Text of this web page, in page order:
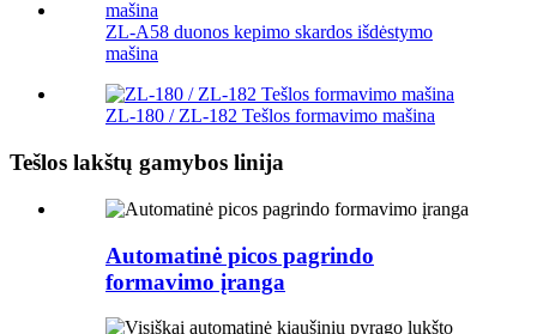
ZL-A58 duonos kepimo skardos išdėstymo
mašina
ZL-180 / ZL-182 Tešlos formavimo mašina
Tešlos lakštų gamybos linija
Automatinė picos pagrindo
formavimo įranga